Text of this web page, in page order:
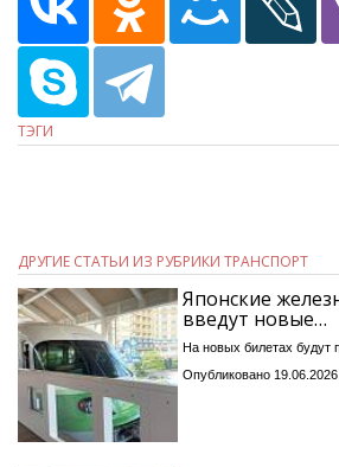
ТЭГИ
ДРУГИЕ СТАТЬИ ИЗ РУБРИКИ ТРАНСПОРТ
Японские
введут новые…
На новых билетах будут
Опубликовано